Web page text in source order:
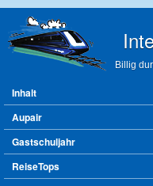
Billig
Hauptmenü
Inhalt
Aupair
Gastschuljahr
ReiseTops